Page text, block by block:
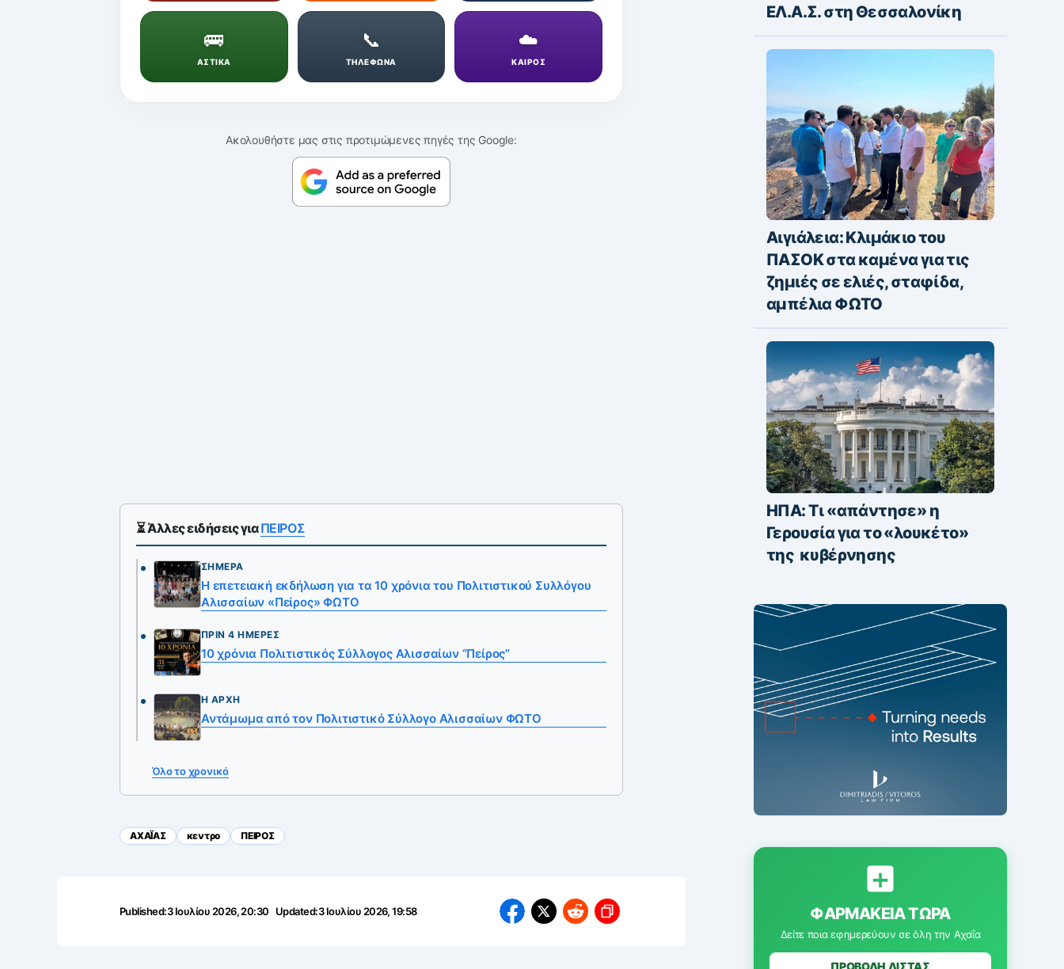
🚌
ΑΣΤΙΚΑ
📞
ΤΗΛΕΦΩΝΑ
☁️
ΚΑΙΡΟΣ
Ακολουθήστε μας στις προτιμώμενες πηγές της Google:
⏳ Άλλες ειδήσεις γιαΠΕΙΡΟΣ
ΣΉΜΕΡΑ
Η επετειακή εκδήλωση για τα 10 χρόνια του Πολιτιστικού Συλλόγου
Αλισσαίων «Πείρος» ΦΩΤΟ
ΠΡΙΝ 4 ΗΜΈΡΕΣ
10 χρόνια Πολιτιστικός Σύλλογος Αλισσαίων “Πείρος”
Η ΑΡΧΉ
Αντάμωμα από τον Πολιτιστικό Σύλλογο Αλισσαίων ΦΩΤΟ
Όλο το χρονικό
ΑΧΑΪ́ΑΣ κεντρο ΠΕΙΡΟΣ
Published:3 Ιουλίου 2026, 20:30 Updated:3 Ιουλίου 2026, 19:58
ΕΛ.Α.Σ. στη Θεσσαλονίκη
Αιγιάλεια: Κλιμάκιο του
ΠΑΣΟΚ στα καμένα για τις
ζημιές σε ελιές, σταφίδα,
αμπέλια ΦΩΤΟ
ΗΠΑ: Τι «απάντησε» η
Γερουσία για το «λουκέτο»
της κυβέρνησης
ΦΑΡΜΑΚΕΊΑ ΤΏΡΑ
Δείτε ποια εφημερεύουν σε όλη την Αχαΐα
ΠΡΟΒΟΛΗ ΛΙΣΤΑΣ